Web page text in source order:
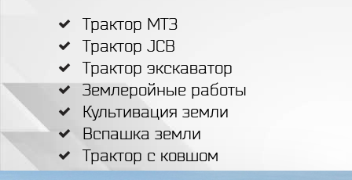
Трактор МТЗ
Трактор JCB
Трактор экскаватор
Землеройные работы
Культивация земли
Вспашка земли
Трактор с ковшом